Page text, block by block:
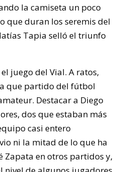
la camiseta un poco
que duran los seremis del
Tapia selló el triunfo
juego del Vial. A ratos,
que partido del fútbol
Destacar a Diego
dos que estaban más
casi entero
ni la mitad de lo que ha
Zapata en otros partidos y,